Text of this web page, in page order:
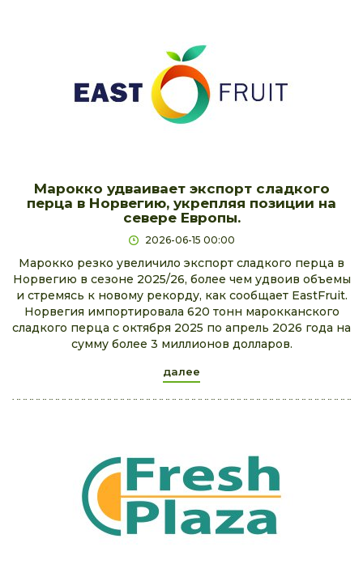
Марокко удваивает экспорт сладкого
перца в Норвегию, укрепляя позиции на
севере Европы.
2026-06-15 00:00
Марокко резко увеличило экспорт сладкого перца в
Норвегию в сезоне 2025/26, более чем удвоив объемы
и стремясь к новому рекорду, как сообщает EastFruit.
Норвегия импортировала 620 тонн марокканского
сладкого перца с октября 2025 по апрель 2026 года на
сумму более 3 миллионов долларов.
далее